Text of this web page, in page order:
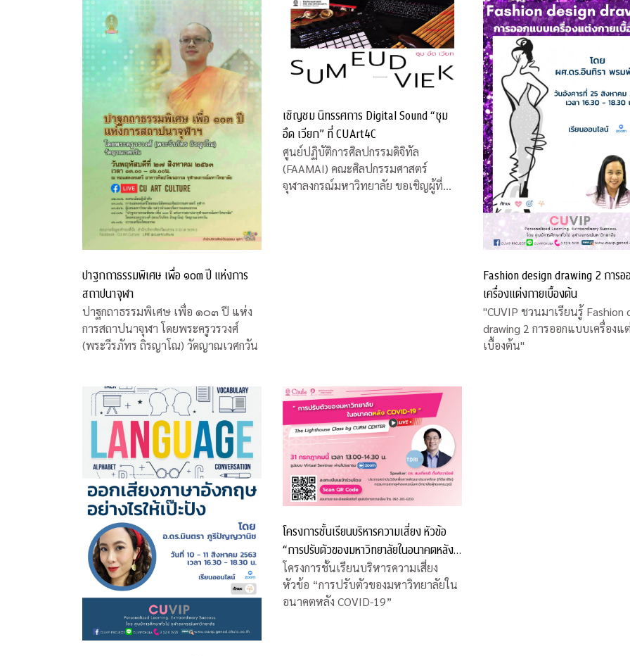
ปาฐกถาธรรมพิเศษ เพื่อ ๑๐๓ ปี แห่งการ
สถาปนาจุฬา
ปาฐกถาธรรมพิเศษ เพื่อ ๑๐๓ ปี แห่ง
การสถาปนาจุฬา โดยพระครูวรวงศ์
(พระวีรภัทร ถิรญาโณ) วัดญาณเวศกวัน
เชิญชม นิทรรศการ Digital Sound “ซุม
อึด เวียก” ที่ CUArt4C
ศูนย์ปฏิบัติการศิลปกรรมดิจิทัล
(FAAMAI) คณะศิลปกรรมศาสตร์
จุฬาลงกรณ์มหาวิทยาลัย ขอเชิญผู้ที่
Fashion design drawing 2 การ
เครื่องแต่งกายเบื้องต้น
"CUVIP ชวนมาเรียนรู้ Fashion
drawing 2 การออกแบบเครื่องแ
เบื้องต้น"
โครงการชั้นเรียนบริหารความเสี่ยง หัวข้อ
“การปรับตัวของมหาวิทยาลัยในอนาคตหลัง
COVID-19”
โครงการชั้นเรียนบริหารความเสี่ยง
หัวข้อ “การปรับตัวของมหาวิทยาลัยใน
อนาคตหลัง COVID-19”